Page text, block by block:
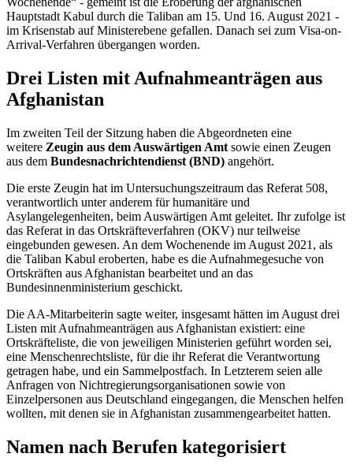
Hauptstadt Kabul durch die Taliban am 15. Und 16. August 2021 -
im Krisenstab auf Ministerebene gefallen. Danach sei zum Visa-on-
Arrival-Verfahren übergangen worden.
Drei Listen mit Aufnahmeanträgen aus
Afghanistan
Im zweiten Teil der Sitzung haben die Abgeordneten eine
weitere Zeugin aus dem Auswärtigen Amt sowie einen Zeugen
aus dem Bundesnachrichtendienst (BND) angehört.
Die erste Zeugin hat im Untersuchungszeitraum das Referat 508,
verantwortlich unter anderem für humanitäre und
Asylangelegenheiten, beim Auswärtigen Amt geleitet. Ihr zufolge ist
das Referat in das Ortskräfteverfahren (OKV) nur teilweise
eingebunden gewesen. An dem Wochenende im August 2021, als
die Taliban Kabul eroberten, habe es die Aufnahmegesuche von
Ortskräften aus Afghanistan bearbeitet und an das
Bundesinnenministerium geschickt.
Die AA-Mitarbeiterin sagte weiter, insgesamt hätten im August drei
Listen mit Aufnahmeanträgen aus Afghanistan existiert: eine
Ortskräfteliste, die von jeweiligen Ministerien geführt worden sei,
eine Menschenrechtsliste, für die ihr Referat die Verantwortung
getragen habe, und ein Sammelpostfach. In Letzterem seien alle
Anfragen von Nichtregierungsorganisationen sowie von
Einzelpersonen aus Deutschland eingegangen, die Menschen helfen
wollten, mit denen sie in Afghanistan zusammengearbeitet hatten.
Namen nach Berufen kategorisiert